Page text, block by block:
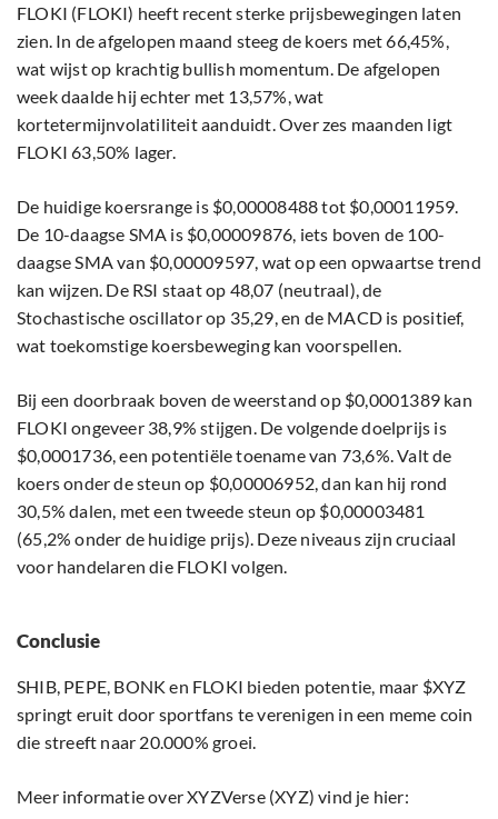
FLOKI (FLOKI) heeft recent sterke prijsbewegingen laten
zien. In de afgelopen maand steeg de koers met 66,45%,
wat wijst op krachtig bullish momentum. De afgelopen
week daalde hij echter met 13,57%, wat
kortetermijnvolatiliteit aanduidt. Over zes maanden ligt
FLOKI 63,50% lager.
De huidige koersrange is $0,00008488 tot $0,00011959.
De 10-daagse SMA is $0,00009876, iets boven de 100-
daagse SMA van $0,00009597, wat op een opwaartse trend
kan wijzen. De RSI staat op 48,07 (neutraal), de
Stochastische oscillator op 35,29, en de MACD is positief,
wat toekomstige koersbeweging kan voorspellen.
Bij een doorbraak boven de weerstand op $0,0001389 kan
FLOKI ongeveer 38,9% stijgen. De volgende doelprijs is
$0,0001736, een potentiële toename van 73,6%. Valt de
koers onder de steun op $0,00006952, dan kan hij rond
30,5% dalen, met een tweede steun op $0,00003481
(65,2% onder de huidige prijs). Deze niveaus zijn cruciaal
voor handelaren die FLOKI volgen.
Conclusie
SHIB, PEPE, BONK en FLOKI bieden potentie, maar $XYZ
springt eruit door sportfans te verenigen in een meme coin
die streeft naar 20.000% groei.
Meer informatie over XYZVerse (XYZ) vind je hier: